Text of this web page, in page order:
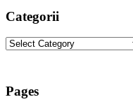
Categorii
Categorii
Pages